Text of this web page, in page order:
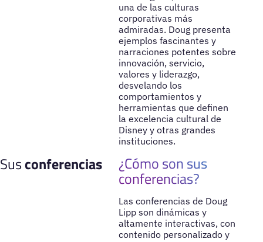
una de las culturas
corporativas más
admiradas. Doug presenta
ejemplos fascinantes y
narraciones potentes sobre
innovación, servicio,
valores y liderazgo,
desvelando los
comportamientos y
herramientas que definen
la excelencia cultural de
Disney y otras grandes
instituciones.
Susconferencias ¿Cómo son sus
conferencias?
Las conferencias de Doug
Lipp son dinámicas y
altamente interactivas, con
contenido personalizado y